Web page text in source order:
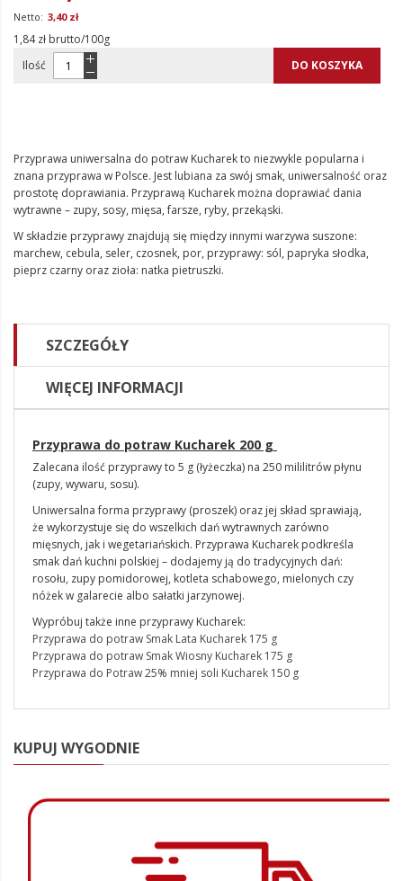
3,40 zł
1,84 zł brutto/100g
Ilość
DO KOSZYKA
Przyprawa uniwersalna do potraw Kucharek to niezwykle popularna i
znana przyprawa w Polsce. Jest lubiana za swój smak, uniwersalność oraz
prostotę doprawiania. Przyprawą Kucharek można doprawiać dania
wytrawne – zupy, sosy, mięsa, farsze, ryby, przekąski.
W składzie przyprawy znajdują się między innymi warzywa suszone:
marchew, cebula, seler, czosnek, por, przyprawy: sól, papryka słodka,
pieprz czarny oraz zioła: natka pietruszki.
SZCZEGÓŁY
WIĘCEJ INFORMACJI
Przyprawa do potraw Kucharek 200 g
Zalecana ilość przyprawy to 5 g (łyżeczka) na 250 mililitrów płynu
(zupy, wywaru, sosu).
Uniwersalna forma przyprawy (proszek) oraz jej skład sprawiają,
że wykorzystuje się do wszelkich dań wytrawnych zarówno
mięsnych, jak i wegetariańskich. Przyprawa Kucharek podkreśla
smak dań kuchni polskiej – dodajemy ją do tradycyjnych dań:
rosołu, zupy pomidorowej, kotleta schabowego, mielonych czy
nóżek w galarecie albo sałatki jarzynowej.
Wypróbuj także inne przyprawy Kucharek:
Przyprawa do potraw Smak Lata Kucharek 175 g
Przyprawa do potraw Smak Wiosny Kucharek 175 g
Przyprawa do Potraw 25% mniej soli Kucharek 150 g
KUPUJ WYGODNIE